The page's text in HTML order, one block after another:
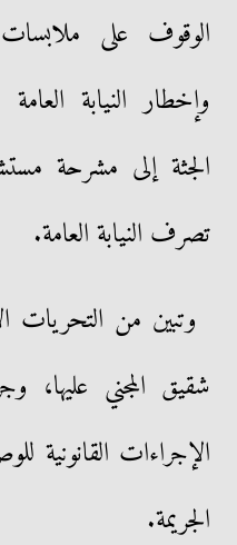
الوقوف على
وإخطار النيابة
الجثة إلى مشرحة
تصرف النيابة العامة.
وتبين من التحريات
شقيق المجني
الإجراءات القانونية
الجريمة.